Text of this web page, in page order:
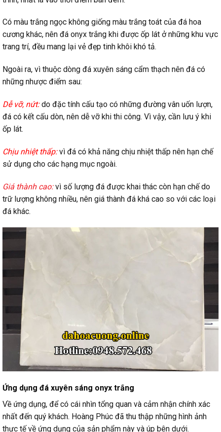
Có màu trắng ngọc không giống màu trắng toát của đá hoa
cương khác, nên đá onyx trắng khi được ốp lát ở những khu vực
trang trí, đều mang lại vẻ đẹp tinh khôi khó tả.
Ngoài ra, vì thuộc dòng đá xuyên sáng cẩm thạch nên đá có
những nhược điểm sau:
Dễ vỡ, nứt: do đặc tính cấu tạo có những đường vân uốn lượn,
đá có kết cấu dòn, nên dễ vỡ khi thi công. Vì vậy, cần lưu ý khi
ốp lát.
Chịu nhiệt thấp:vì đá có khả năng chịu nhiệt thấp nên hạn chế
sử dụng cho các hạng mục ngoài.
Giá thành cao:vì số lượng đá được khai thác còn hạn chế do
trữ lượng không nhiều, nên giá thành đá khá cao so với các loại
đá khác.
Ứng dụng đá xuyên sáng onyx trắng
Về ứng dụng, để có cái nhìn tổng quan và cảm nhận chính xác
nhất đến quý khách. Hoàng Phúc đã thu thập những hình ảnh
thực tế về ứng dụng của sản phẩm này và úp bên dưới.